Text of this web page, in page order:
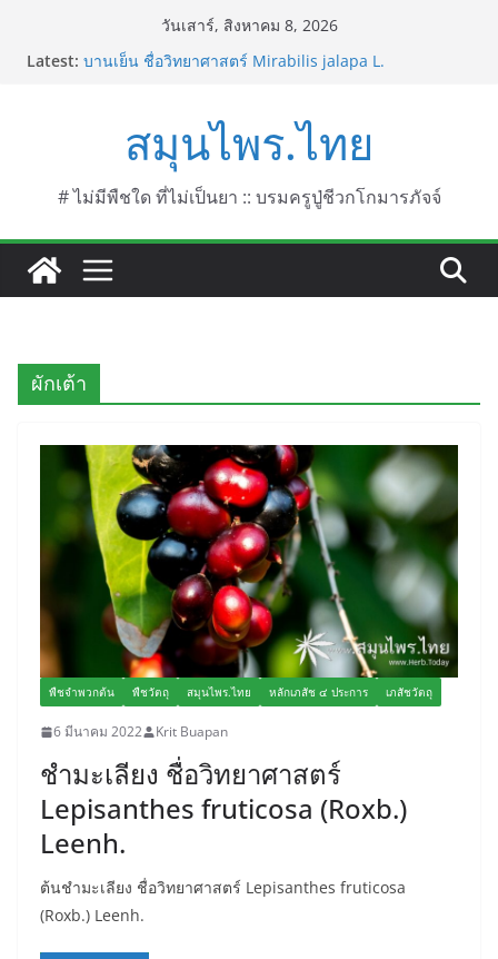
วันเสาร์, สิงหาคม 8, 2026
Latest: บานเย็น ชื่อวิทยาศาสตร์ Mirabilis jalapa L.
บานไม่รู้โรยไฟเออร์เวิร์ค ชื่อวิทยาศาสตร์ Gomphrena
pulchella L. (Firework)
บานไม่รู้โรยป่า ชื่อวิทยาศาสตร์ Gomphrena
celosioides Mart.
สมุนไพร.ไทย
# ไม่มีพืชใด ที่ไม่เป็นยา :: บรมครูปู่ชีวกโกมารภัจจ์
ผักเต้า
พืชจำพวกต้น พืชวัตถุ สมุนไพร.ไทย หลักเภสัช ๔ ประการ เภสัชวัตถุ
6 มีนาคม 2022 Krit Buapan
ชำมะเลียง ชื่อวิทยาศาสตร์
Lepisanthes fruticosa (Roxb.)
Leenh.
ต้นชำมะเลียง ชื่อวิทยาศาสตร์ Lepisanthes fruticosa
(Roxb.) Leenh.